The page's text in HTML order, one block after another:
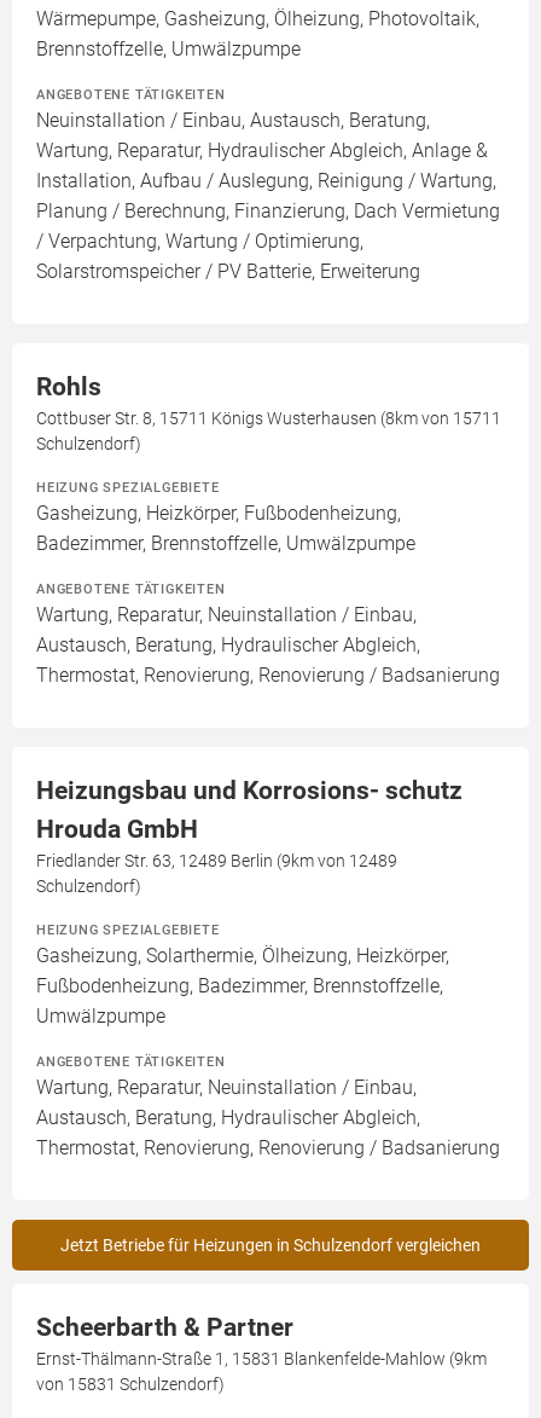
Wärmepumpe, Gasheizung, Ölheizung, Photovoltaik,
Brennstoffzelle, Umwälzpumpe
ANGEBOTENE TÄTIGKEITEN
Neuinstallation / Einbau, Austausch, Beratung,
Wartung, Reparatur, Hydraulischer Abgleich, Anlage &
Installation, Aufbau / Auslegung, Reinigung / Wartung,
Planung / Berechnung, Finanzierung, Dach Vermietung
/ Verpachtung, Wartung / Optimierung,
Solarstromspeicher / PV Batterie, Erweiterung
Rohls
Cottbuser Str. 8, 15711 Königs Wusterhausen (8km von 15711
Schulzendorf)
HEIZUNG SPEZIALGEBIETE
Gasheizung, Heizkörper, Fußbodenheizung,
Badezimmer, Brennstoffzelle, Umwälzpumpe
ANGEBOTENE TÄTIGKEITEN
Wartung, Reparatur, Neuinstallation / Einbau,
Austausch, Beratung, Hydraulischer Abgleich,
Thermostat, Renovierung, Renovierung / Badsanierung
Heizungsbau und Korrosions- schutz
Hrouda GmbH
Friedlander Str. 63, 12489 Berlin (9km von 12489
Schulzendorf)
HEIZUNG SPEZIALGEBIETE
Gasheizung, Solarthermie, Ölheizung, Heizkörper,
Fußbodenheizung, Badezimmer, Brennstoffzelle,
Umwälzpumpe
ANGEBOTENE TÄTIGKEITEN
Wartung, Reparatur, Neuinstallation / Einbau,
Austausch, Beratung, Hydraulischer Abgleich,
Thermostat, Renovierung, Renovierung / Badsanierung
Jetzt Betriebe für Heizungen in Schulzendorf vergleichen
Scheerbarth & Partner
Ernst-Thälmann-Straße 1, 15831 Blankenfelde-Mahlow (9km
von 15831 Schulzendorf)